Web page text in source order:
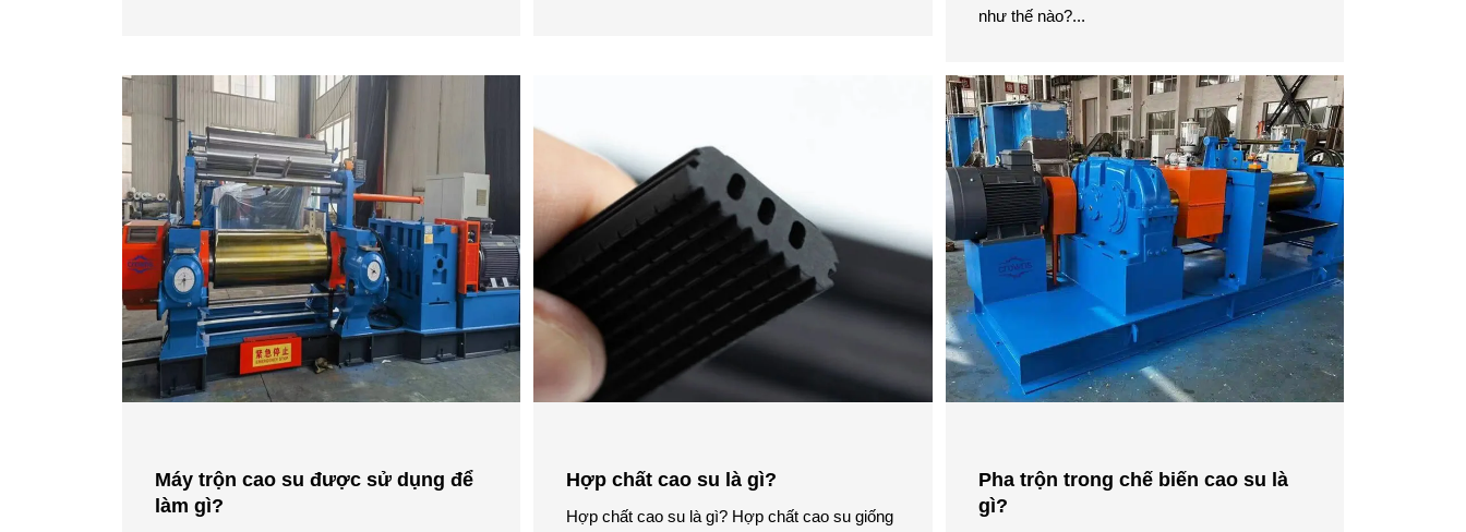
như thế nào?...
Máy trộn cao su được sử dụng để
làm gì?
Hợp chất cao su là gì?
Hợp chất cao su là gì? Hợp chất cao su giống
Pha trộn trong chế biến cao su là
gì?